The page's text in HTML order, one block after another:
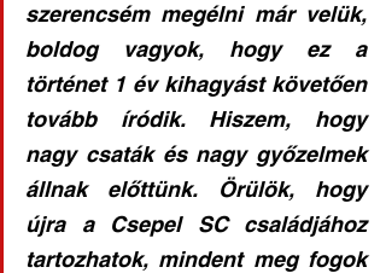
szerencsém megélni már velük,
boldog vagyok, hogy ez a
történet 1 év kihagyást követően
tovább íródik. Hiszem, hogy
nagy csaták és nagy győzelmek
állnak előttünk. Örülök, hogy
újra a Csepel SC családjához
tartozhatok, mindent meg fogok